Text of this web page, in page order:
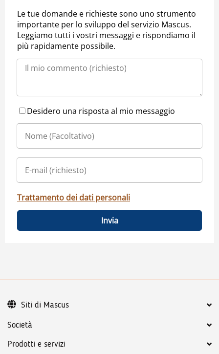
Le tue domande e richieste sono uno strumento
importante per lo sviluppo del servizio Mascus.
Leggiamo tutti i vostri messaggi e rispondiamo il
più rapidamente possibile.
Desidero una risposta al mio messaggio
Trattamento dei dati personali
Invia
Società
Prodotti e servizi
Siti di Mascus